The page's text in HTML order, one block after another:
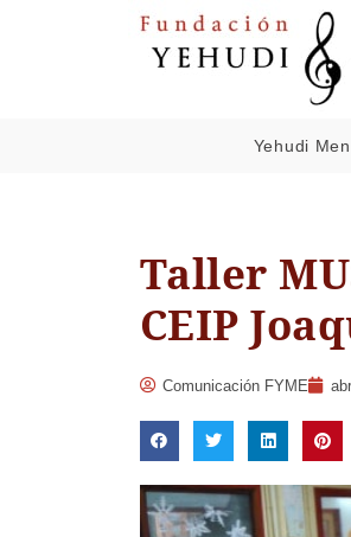
Yehudi
Taller
CEIP
Comunicación FYME